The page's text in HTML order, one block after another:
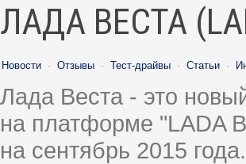
ЛАДА ВЕСТА
Новости · Отзывы · Тест-драйвы · Статьи ·
Лада Веста - это
на платформе "LADA
на сентябрь 2015